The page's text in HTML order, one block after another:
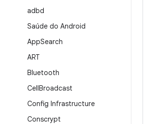
adbd
Saúde do Android
AppSearch
ART
Bluetooth
CellBroadcast
Config Infrastructure
Conscrypt